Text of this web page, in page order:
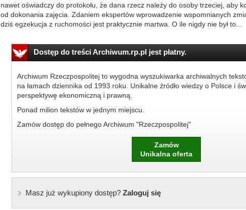
nawet oświadczy do protokołu, że dana rzecz należy do osoby trzeciej, aby
od dokonania zajęcia. Zdaniem ekspertów wprowadzenie wspomnianych
dziś egzekucja z ruchomości jest praktycznie martwa. O ile nigdy nie był to...
Dostęp do treści Archiwum.rp.pl jest płatny.
Archiwum Rzeczpospolitej to wygodna wyszukiwarka archiwalnych
na łamach dziennika od 1993 roku. Unikalne źródło wiedzy o Polsce i
perspektywę ekonomiczną i prawną.
Ponad milion tekstów w jednym miejscu.
Zamów dostęp do pełnego Archiwum "Rzeczpospolitej"
Zamów
Unikalna oferta
Masz już wykupiony dostęp?Zaloguj się